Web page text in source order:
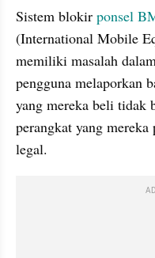
Sistem blokir ponsel
(International Mobile
memiliki masalah
pengguna melaporkan
yang mereka beli tidak
perangkat yang mereka
legal.